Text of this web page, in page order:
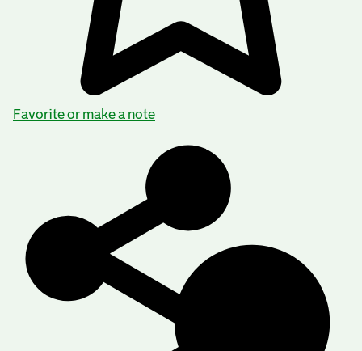
Favorite or make a note